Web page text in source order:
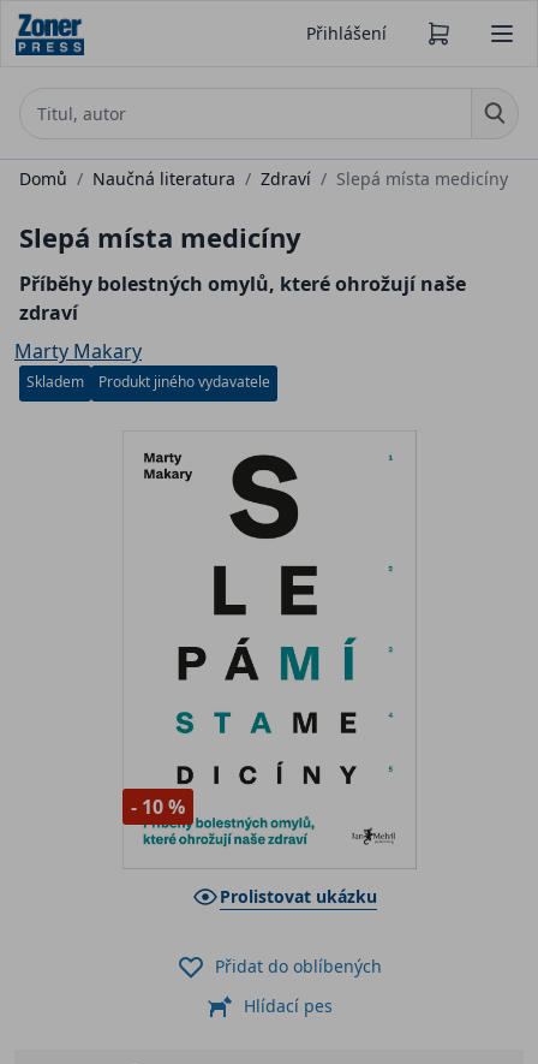
Přihlášení
Domů / Naučná literatura / Zdraví / Slepá místa medicíny
Slepá místa medicíny
Příběhy bolestných omylů, které ohrožují naše
zdraví
Marty Makary
Skladem Produkt jiného vydavatele
- 10 %
Prolistovat ukázku
Přidat do oblíbených
Hlídací pes